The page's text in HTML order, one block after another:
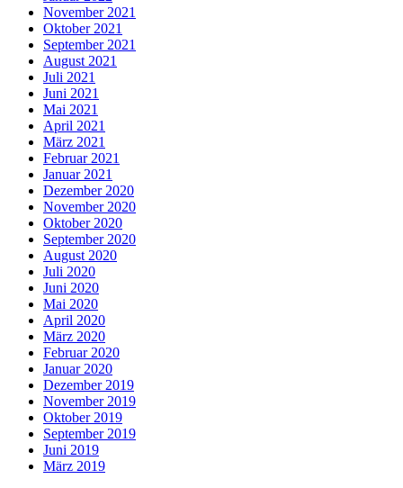
November 2021
Oktober 2021
September 2021
August 2021
Juli 2021
Juni 2021
Mai 2021
April 2021
März 2021
Februar 2021
Januar 2021
Dezember 2020
November 2020
Oktober 2020
September 2020
August 2020
Juli 2020
Juni 2020
Mai 2020
April 2020
März 2020
Februar 2020
Januar 2020
Dezember 2019
November 2019
Oktober 2019
September 2019
Juni 2019
März 2019